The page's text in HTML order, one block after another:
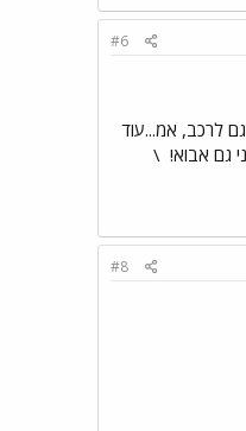
#6
לאכף, אולי גם לרכב, אמ...עוד
\
#8